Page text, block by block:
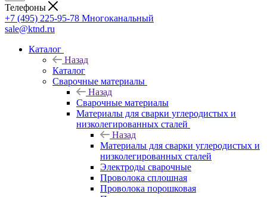
Телефоны
+7 (495) 225-95-78 Многоканальный
sale@ktnd.ru
Каталог
Назад
Каталог
Сварочные материалы
Назад
Сварочные материалы
Материалы для сварки углеродистых и
низколегированных сталей
Назад
Материалы для сварки углеродистых и
низколегированных сталей
Электроды сварочные
Проволока сплошная
Проволока порошковая